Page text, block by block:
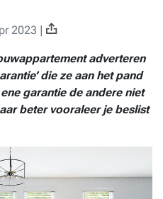
2023 |
adverteren
die ze aan het pand
garantie de andere niet
beter vooraleer je beslist